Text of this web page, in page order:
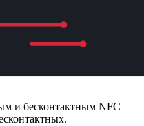
и бесконтактным NFC —